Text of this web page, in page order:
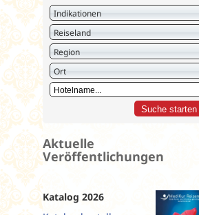
Israel
Indikationen
Reiseland
Region
Ort
Aktuelle
Veröffentlichungen
Katalog 2026